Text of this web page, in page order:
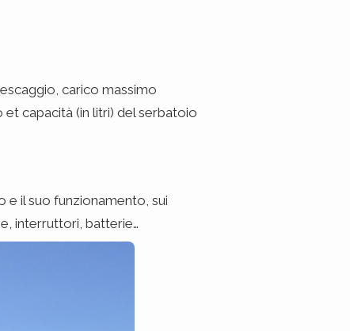
carico massimo
capacità (in litri) del serbatoio
e il suo funzionamento, sui
interruttori, batterie…